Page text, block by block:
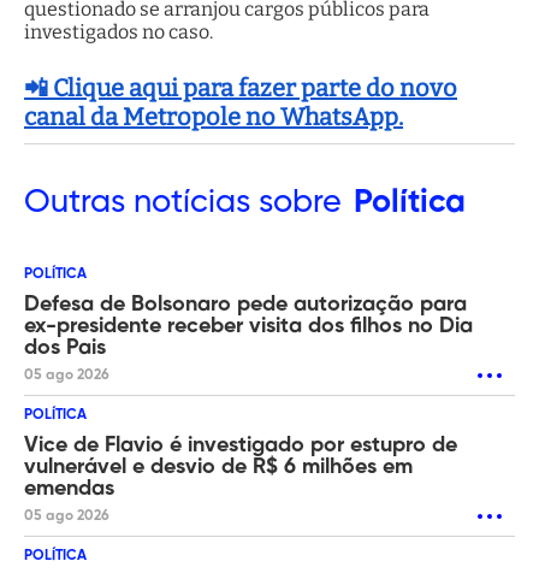
questionado se arranjou cargos públicos para
investigados no caso.
📲 Clique aqui para fazer parte do novo
canal da Metropole no WhatsApp.
Outras notícias sobre Política
POLÍTICA
Defesa de Bolsonaro pede autorização para
ex-presidente receber visita dos filhos no Dia
dos Pais
05 ago 2026
POLÍTICA
Vice de Flavio é investigado por estupro de
vulnerável e desvio de R$ 6 milhões em
emendas
05 ago 2026
POLÍTICA